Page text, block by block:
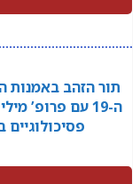
תור הזהב באמנות
ה-19 עם פרופ’
פסיכולוגיים